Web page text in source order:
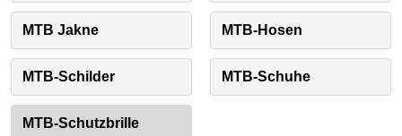
MTB Jakne MTB-Hosen
MTB-Schilder MTB-Schuhe
MTB-Schutzbrille